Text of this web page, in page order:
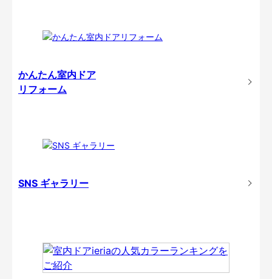
かんたん室内ドア
リフォーム
SNS ギャラリー